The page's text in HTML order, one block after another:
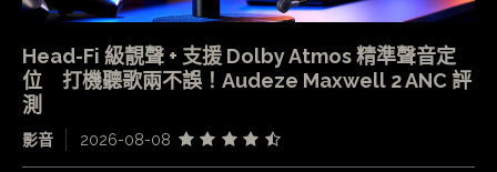
Head-Fi 級靚聲 + 支援 Dolby Atmos 精準聲音定
位 打機聽歌兩不誤！Audeze Maxwell 2 ANC 評
測
影音 2026-08-08